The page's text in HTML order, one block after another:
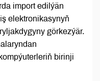
import edilýän
elektronikasynyň
görkezýär.
birinji